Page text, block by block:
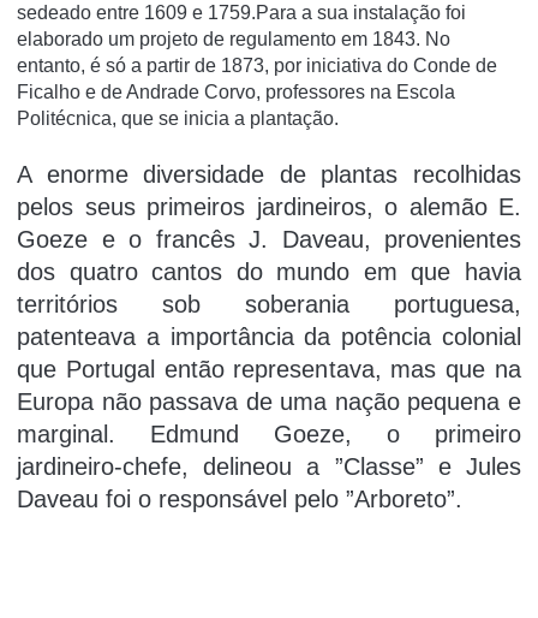
sedeado entre 1609 e 1759.Para a sua instalação foi
elaborado um projeto de regulamento em 1843. No
entanto, é só a partir de 1873, por iniciativa do Conde de
Ficalho e de Andrade Corvo, professores na Escola
Politécnica, que se inicia a plantação.
A enorme diversidade de plantas recolhidas
pelos seus primeiros jardineiros, o alemão E.
Goeze e o francês J. Daveau, provenientes
dos quatro cantos do mundo em que havia
territórios sob soberania portuguesa,
patenteava a importância da potência colonial
que Portugal então representava, mas que na
Europa não passava de uma nação pequena e
marginal. Edmund Goeze, o primeiro
jardineiro-chefe, delineou a ”Classe” e Jules
Daveau foi o responsável pelo ”Arboreto”.